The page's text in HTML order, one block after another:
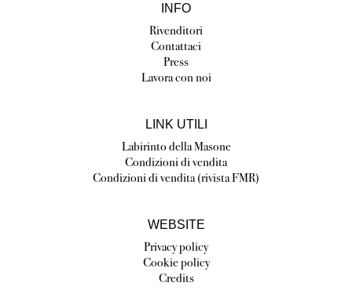
INFO
Rivenditori
Contattaci
Press
Lavora con noi
LINK UTILI
Labirinto della Masone
Condizioni di vendita
Condizioni di vendita (rivista FMR)
WEBSITE
Privacy policy
Cookie policy
Credits